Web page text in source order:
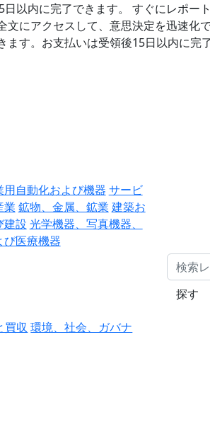
以内に完了できます。
すぐにレポー
文にアクセスして、意思決定を迅速化
す。お支払いは受領後15日以内に完了
用自動化および機器 サービ
業 鉱物、金属、鉱業 建築お
建設 光学機器、写真機器、
び医療機器
買収 環境、社会、ガバナ
探す